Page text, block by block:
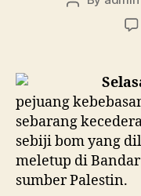
pejuang
sebarang
sebiji bom yang
meletup di
sumber Palestin.